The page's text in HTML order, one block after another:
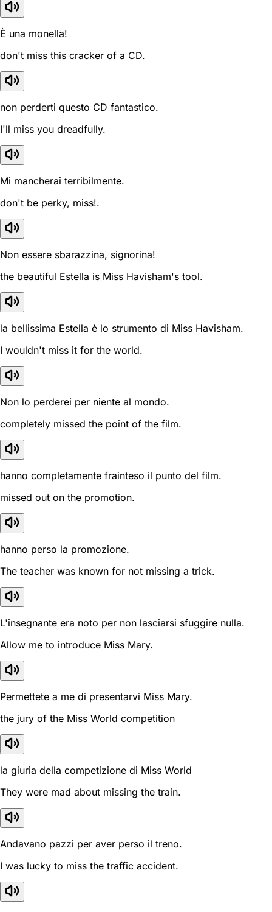
È una monella!
don't miss this cracker of a CD.
non perderti questo CD fantastico.
I'll miss you dreadfully.
Mi mancherai terribilmente.
don't be perky, miss!.
Non essere sbarazzina, signorina!
the beautiful Estella is Miss Havisham's tool.
la bellissima Estella è lo strumento di Miss Havisham.
I wouldn't miss it for the world.
Non lo perderei per niente al mondo.
completely missed the point of the film.
hanno completamente frainteso il punto del film.
missed out on the promotion.
hanno perso la promozione.
The teacher was known for not missing a trick.
L'insegnante era noto per non lasciarsi sfuggire nulla.
Allow me to introduce Miss Mary.
Permettete a me di presentarvi Miss Mary.
the jury of the Miss World competition
la giuria della competizione di Miss World
They were mad about missing the train.
Andavano pazzi per aver perso il treno.
I was lucky to miss the traffic accident.